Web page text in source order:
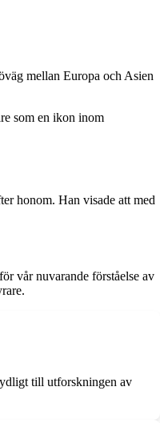
mellan Europa och Asien
som en ikon inom
honom. Han visade att med
vår nuvarande förståelse av
till utforskningen av